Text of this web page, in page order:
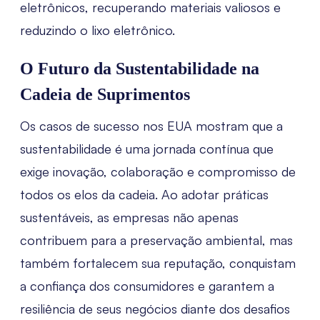
eletrônicos, recuperando materiais valiosos e
reduzindo o lixo eletrônico.
O Futuro da Sustentabilidade na
Cadeia de Suprimentos
Os casos de sucesso nos EUA mostram que a
sustentabilidade é uma jornada contínua que
exige inovação, colaboração e compromisso de
todos os elos da cadeia. Ao adotar práticas
sustentáveis, as empresas não apenas
contribuem para a preservação ambiental, mas
também fortalecem sua reputação, conquistam
a confiança dos consumidores e garantem a
resiliência de seus negócios diante dos desafios